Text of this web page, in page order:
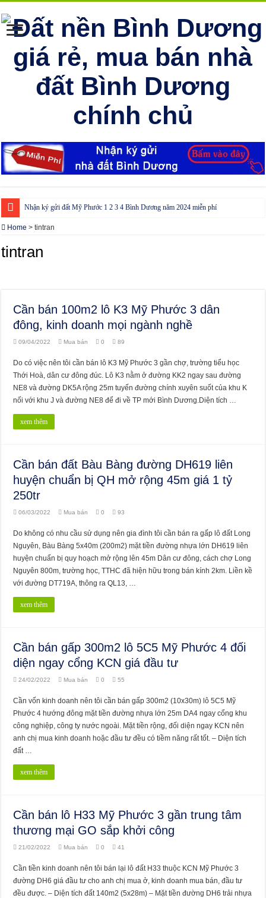
Nhận ký gửi đất Mỹ Phước 1 2 3 4 Bình Dương năm 2024 miễn phí
Cho thuê nhà Ecolakes Bình Dương, mới đẹp, đầy đủ nội thất
Home > tintran
tintran
Cần bán 100m2 lô K3 Mỹ Phước 3 dân
đông, kinh doanh mọi ngành nghề
09/04/2022 Mua bán 0 89
Do có việc nên tôi cần bán lô K3 Mỹ Phước 3 gần chợ, trường tiểu học
Thới Hoà, dân cư đông đúc. Lô K3 nằm ở đường KK2 ngay sau đường
NE8 và đường DK5A rộng 25m tuyến đường chính xuyên suốt của khu K
nối với khu J và đường NE8 để đi về TP mới Bình Dương.Diện tích …
xem thêm
Cần bán đất Bàu Bàng đường DH619 liên
huyện chuẩn bị QH mở rộng 45m giá 1 tỷ
250tr
06/03/2022 Mua bán 0 93
Do không có nhu cầu sử dụng nên gia đình tôi cần bán ra gấp lô đất Long
Nguyên, Bàu Bàng 5x40m (200m2) mặt tiền đường nhựa lớn DH619 liên
huyện chuẩn bị quy hoạch mở rộng lên 45m Dân cư đông, cách chợ Long
Nguyên 800m, trường học, TTHC đã hiện hữu trong bán kính 2km. Liền kề
với đường DT719A, thông ra QL13, …
xem thêm
Cần bán gấp 300m2 lô 5C5 Mỹ Phước 4 đối
diện ngay cổng KCN giá đầu tư
24/02/2022 Mua bán 0 55
Cần vốn kinh doanh nên tôi cần bán gấp 300m2 (10x30m) lô 5C5 Mỹ
Phước 4 hướng đông mặt tiền đường nhựa lớn 25m DA4 ngay cổng khu
công nghiệp, công ty nước ngoài. Mặt tiền rộng, đối diện ngay KCN nên
anh chị mua kinh doanh hoặc đầu tư đều có tiềm năng rất tốt. – Diện tích
đất …
xem thêm
Cần bán lô H33 Mỹ Phước 3 gần trung tâm
thương mại GO sắp khởi công
21/02/2022 Mua bán 0 41
Cần tiền kinh doanh nên tôi bán lại lô đất H33 thuộc KCN Mỹ Phước 3
đường DH6 giá đầu tư cho anh chị mua ở, kinh doanh mua bán, đầu tư
đều được. – Diện tích đất 140m2 (5x28m) – Mặt tiền đường DH6 trải nhựa